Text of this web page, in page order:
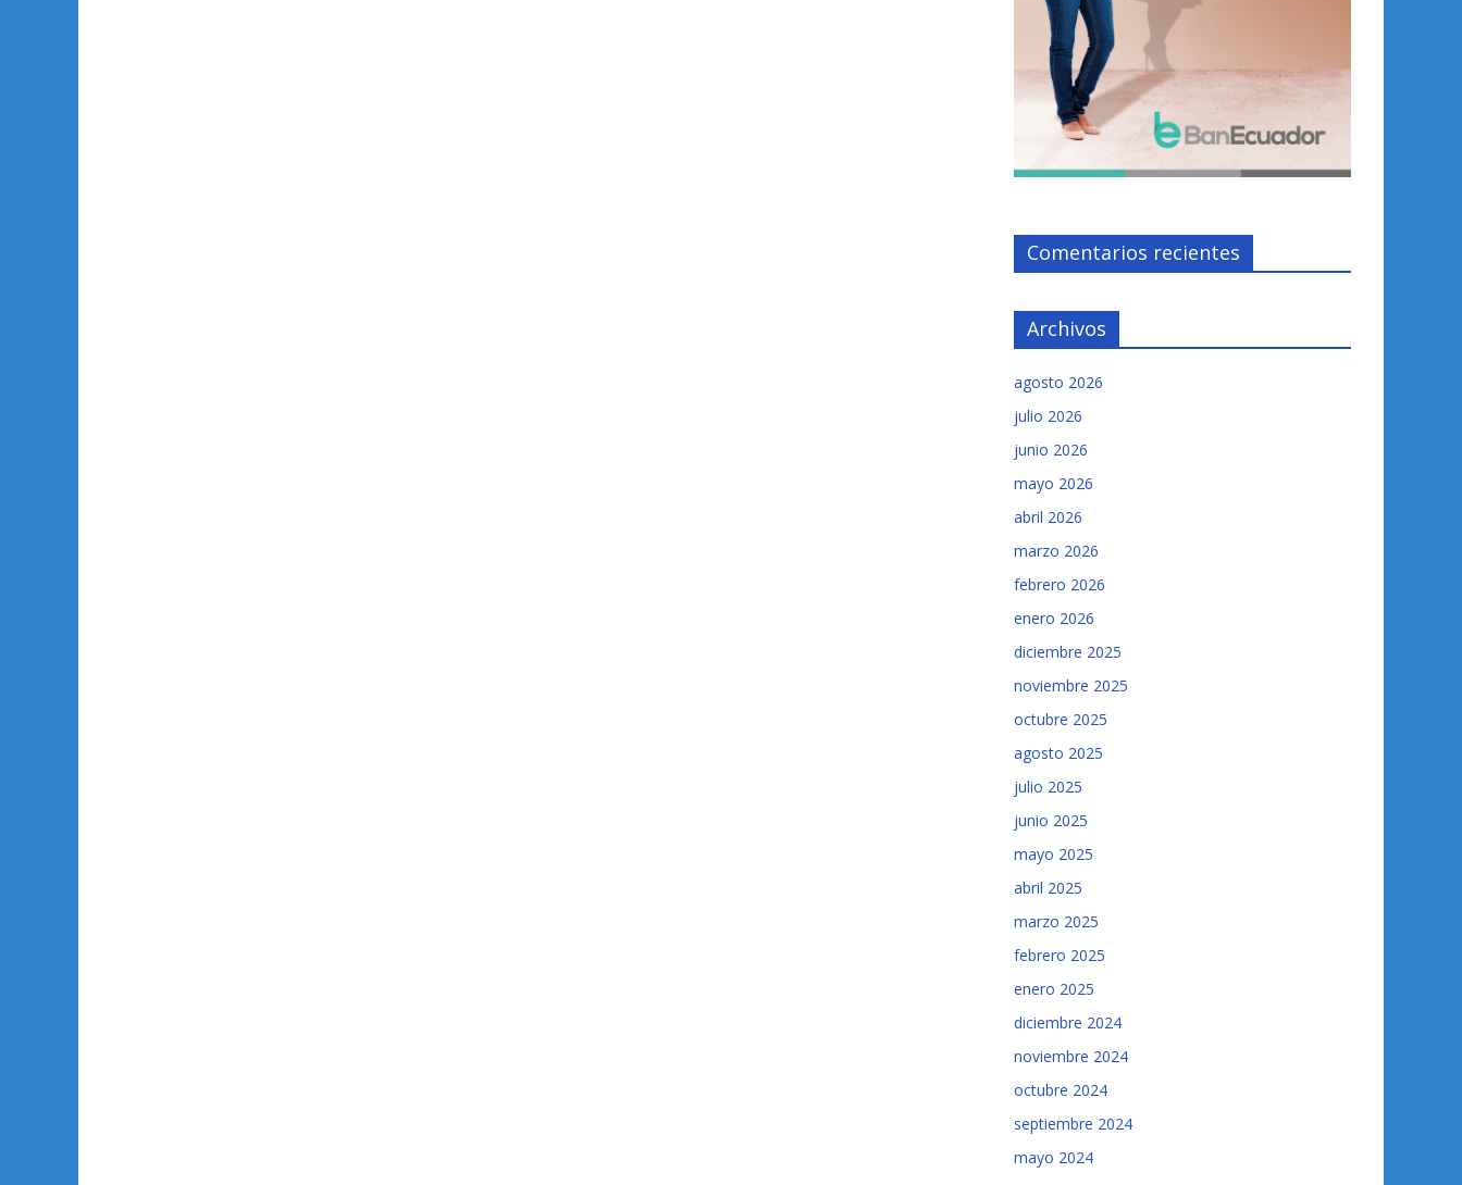
Comentarios recientes
Archivos
agosto 2026
julio 2026
junio 2026
mayo 2026
abril 2026
marzo 2026
febrero 2026
enero 2026
diciembre 2025
noviembre 2025
octubre 2025
agosto 2025
julio 2025
junio 2025
mayo 2025
abril 2025
marzo 2025
febrero 2025
enero 2025
diciembre 2024
noviembre 2024
octubre 2024
septiembre 2024
mayo 2024